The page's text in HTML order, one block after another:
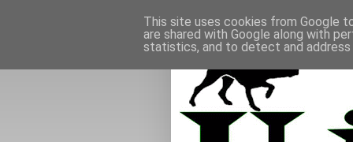
This site uses cookies from Google
are shared with Google along with
statistics, and to detect and address